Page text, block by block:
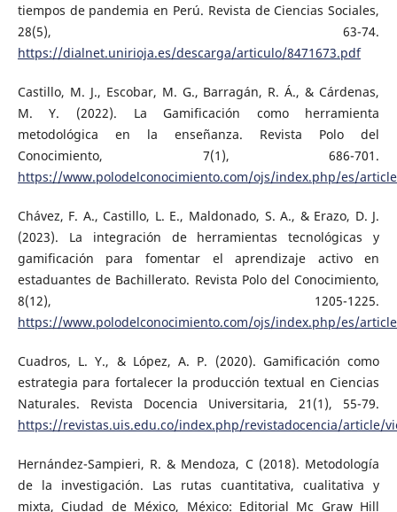
tiempos de pandemia en Perú. Revista de Ciencias Sociales,
28(5), 63-74.
https://dialnet.unirioja.es/descarga/articulo/8471673.pdf
Castillo, M. J., Escobar, M. G., Barragán, R. Á., & Cárdenas,
M. Y. (2022). La Gamificación como herramienta
metodológica en la enseñanza. Revista Polo del
Conocimiento, 7(1), 686-701.
https://www.polodelconocimiento.com/ojs/index.php/es/
Chávez, F. A., Castillo, L. E., Maldonado, S. A., & Erazo, D. J.
(2023). La integración de herramientas tecnológicas y
gamificación para fomentar el aprendizaje activo en
estaduantes de Bachillerato. Revista Polo del Conocimiento,
8(12), 1205-1225.
https://www.polodelconocimiento.com/ojs/index.php/es/
Cuadros, L. Y., & López, A. P. (2020). Gamificación como
estrategia para fortalecer la producción textual en Ciencias
Naturales. Revista Docencia Universitaria, 21(1), 55-79.
https://revistas.uis.edu.co/index.php/revistadocencia/article/
Hernández-Sampieri, R. & Mendoza, C (2018). Metodología
de la investigación. Las rutas cuantitativa, cualitativa y
mixta, Ciudad de México, México: Editorial Mc Graw Hill